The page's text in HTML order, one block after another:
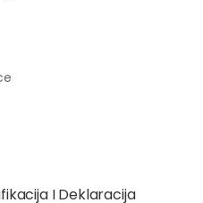
I Deklaracija